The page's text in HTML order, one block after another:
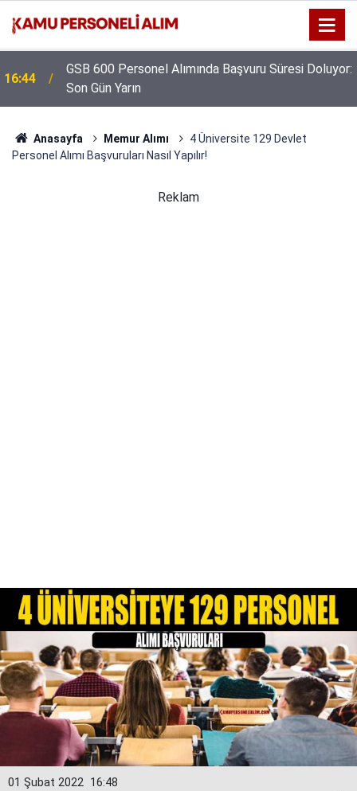
16:44
GSB 600 Personel Alımında Başvuru Süresi Doluyor:
Son Gün Yarın
Anasayfa Memur Alımı
4 Üniversite 129 Devlet
Personel Alımı Başvuruları Nasıl Yapılır!
Reklam
16:48
01 Şubat 2022